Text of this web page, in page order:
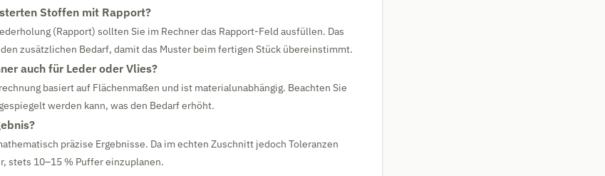
Stoffen mit Rapport?
(Rapport) sollten Sie im Rechner das Rapport-Feld ausfüllen. Das
zusätzlichen Bedarf, damit das Muster beim fertigen Stück übereinstimmt.
auch für Leder oder Vlies?
basiert auf Flächenmaßen und ist materialunabhängig. Beachten Sie
werden kann, was den Bedarf erhöht.
präzise Ergebnisse. Da im echten Zuschnitt jedoch Toleranzen
stets 10–15 % Puffer einzuplanen.